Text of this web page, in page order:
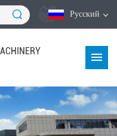
Русский